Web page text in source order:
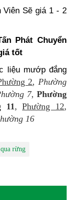
Viên Sẽ giá 1 - 2
Phát Chuyển
tốt
liệu mướp đắng
2,Phường
7,Phường
11,Phường 12,
16
rừng